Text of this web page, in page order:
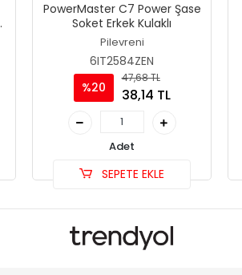
PowerMaster C7 Power Şase
Soket Erkek Kulaklı
Pilevreni
6IT2584ZEN
%20
47,68 TL
38,14 TL
Adet
SEPETE EKLE